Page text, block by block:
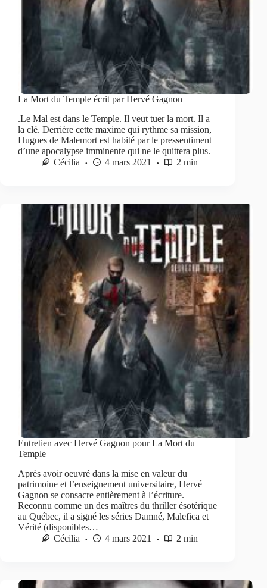
La Mort du Temple écrit par Hervé Gagnon
.Le Mal est dans le Temple. Il veut tuer la mort. Il a
la clé. Derrière cette maxime qui rythme sa mission,
Hugues de Malemort est habité par le pressentiment
d’une apocalypse imminente qui ne le quittera plus.
Cécilia
4 mars 2021 2 min
Entretien avec Hervé Gagnon pour La Mort du
Temple
Après avoir oeuvré dans la mise en valeur du
patrimoine et l’enseignement universitaire, Hervé
Gagnon se consacre entièrement à l’écriture.
Reconnu comme un des maîtres du thriller ésotérique
au Québec, il a signé les séries Damné, Malefica et
Vérité (disponibles…
Cécilia
4 mars 2021 2 min